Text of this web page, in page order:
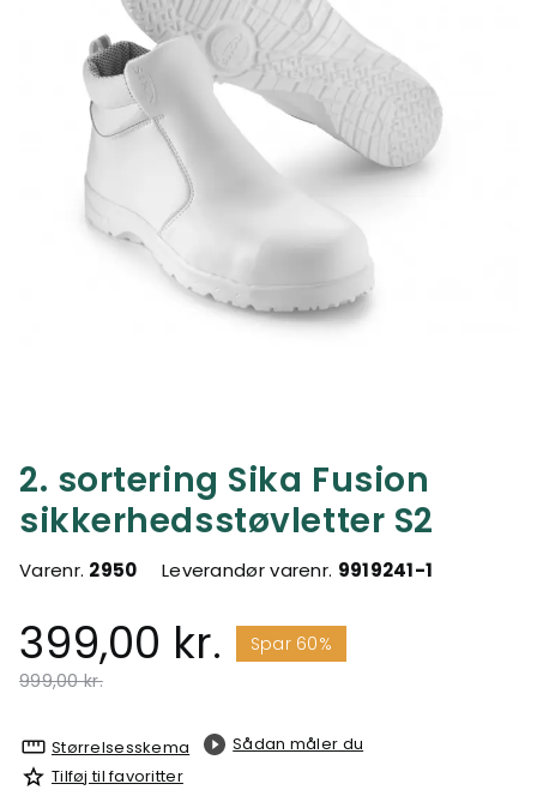
2. sortering Sika Fusion
sikkerhedsstøvletter S2
Varenr. 2950 Leverandør varenr. 9919241-1
399,00 kr.
Spar 60%
Pris nedsat fra
999,00 kr.til
Størrelsesskema
Sådan måler du
Tilføj til favoritter